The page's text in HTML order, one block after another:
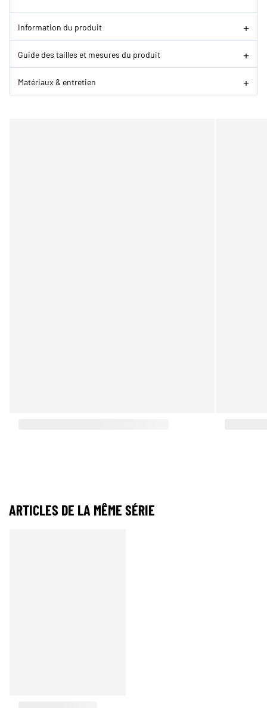
Information du produit
Guide des tailles et mesures du produit
Matériaux & entretien
ARTICLES DE LA MÊME SÉRIE